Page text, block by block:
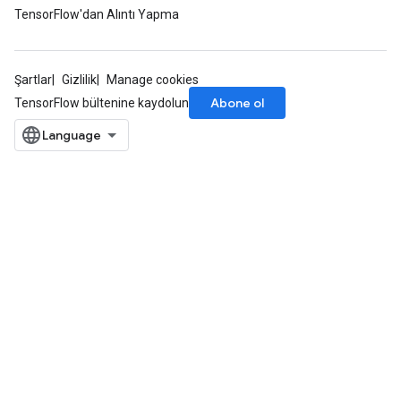
TensorFlow'dan Alıntı Yapma
Şartlar Gizlilik
Manage cookies
TensorFlow bültenine kaydolun
Abone ol